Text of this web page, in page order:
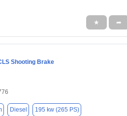
★ ➦
Shooting Brake
Diesel 195 kw (265 PS)